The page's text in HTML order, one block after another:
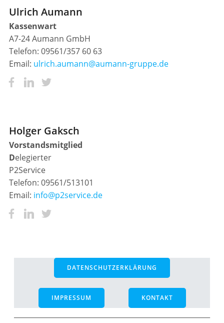
Ulrich Aumann
Kassenwart
A7-24 Aumann GmbH
Telefon: 09561/357 60 63
Email: ulrich.aumann@aumann-gruppe.de
Holger Gaksch
Vorstandsmitglied
Delegierter
P2Service
Telefon: 09561/513101
Email: info@p2service.de
DATENSCHUTZERKLÄRUNG
IMPRESSUM KONTAKT